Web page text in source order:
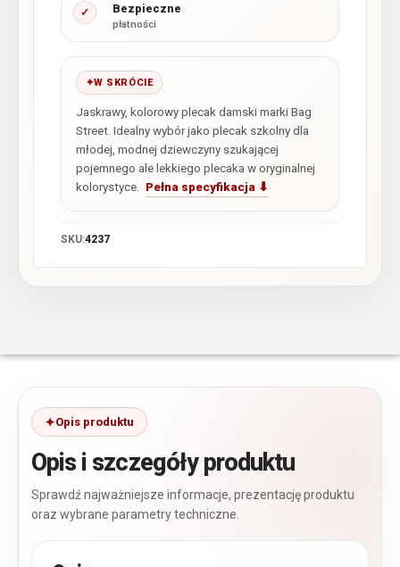
✓ Bezpieczne
płatności
W SKRÓCIE
Jaskrawy, kolorowy plecak damski marki Bag
Street. Idealny wybór jako plecak szkolny dla
młodej, modnej dziewczyny szukającej
pojemnego ale lekkiego plecaka w oryginalnej
kolorystyce. Pełna specyfikacja ⬇
SKU:4237
Opis produktu
Opis i szczegóły produktu
Sprawdź najważniejsze informacje, prezentację produktu
oraz wybrane parametry techniczne.